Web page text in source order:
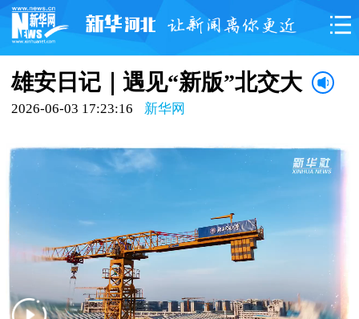
雄安日记｜遇见“新版”北交大
2026-06-03 17:23:16 新华网